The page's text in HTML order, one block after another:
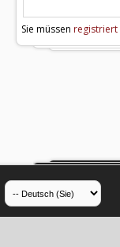
Sie müssen registriert